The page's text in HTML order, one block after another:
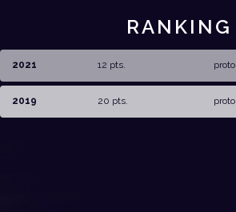
RANKING
2021 12 pts. proto
2019 20 pts. proto